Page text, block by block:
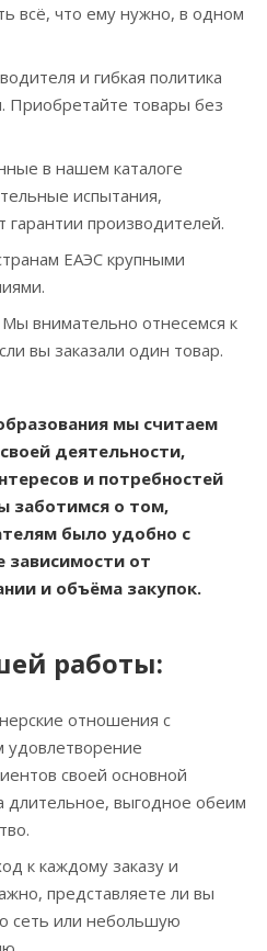
всё, что ему нужно, в одном
и гибкая политика
Приобретайте товары без
в нашем каталоге
испытания,
производителей.
ЕАЭС крупными
внимательно отнесемся к
вы заказали один товар.
мы считаем
деятельности,
и потребностей
заботимся о том,
было удобно с
зависимости от
и объёма закупок.
работы:
отношения с
удовлетворение
своей основной
длительное, выгодное обеим
к каждому заказу и
представляете ли вы
сеть или небольшую